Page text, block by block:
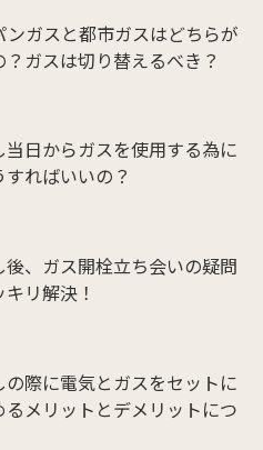
ンガスと都市ガスはどちらが
？ガスは切り替えるべき？
当日からガスを使用する為に
すればいいの？
後、ガス開栓立ち会いの疑問
キリ解決！
の際に電気とガスをセットに
るメリットとデメリットにつ